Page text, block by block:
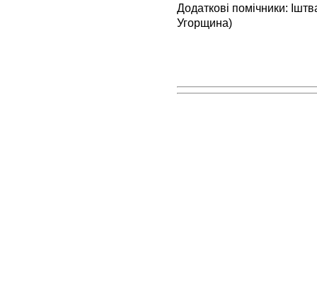
Додаткові помічники:
Угорщина)